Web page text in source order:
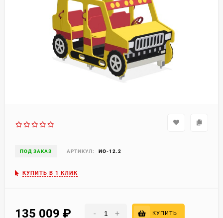
ПОД ЗАКАЗ АРТИКУЛ: ИО-12.2
КУПИТЬ В 1 КЛИК
135 009 - + КУПИТЬ